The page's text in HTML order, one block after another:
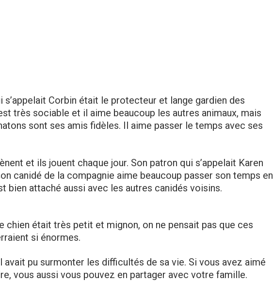
s’appelait Corbin était le protecteur et lange gardien des
très sociable et il aime beaucoup les autres animaux, mais
sont ses amis fidèles. Il aime passer le temps avec ses
et ils jouent chaque jour. Son patron qui s’appelait Karen
canidé de la compagnie aime beaucoup passer son temps en
bien attaché aussi avec les autres canidés voisins.
chien était très petit et mignon, on ne pensait pas que ces
si énormes.
avait pu surmonter les difficultés de sa vie. Si vous avez aimé
vous aussi vous pouvez en partager avec votre famille.